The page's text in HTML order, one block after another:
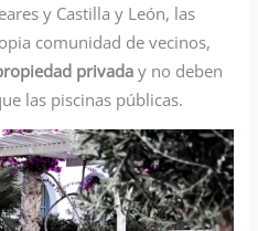
y Castilla y León, las
comunidad de vecinos,
privaday no deben
las piscinas públicas.